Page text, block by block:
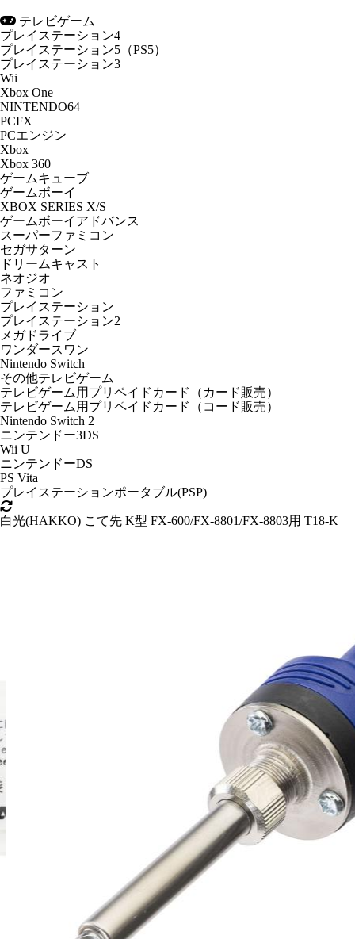
テレビゲーム
プレイステーション4
プレイステーション5（PS5）
プレイステーション3
Wii
Xbox One
NINTENDO64
PCFX
PCエンジン
Xbox
Xbox 360
ゲームキューブ
ゲームボーイ
XBOX SERIES X/S
ゲームボーイアドバンス
スーパーファミコン
セガサターン
ドリームキャスト
ネオジオ
ファミコン
プレイステーション
プレイステーション2
メガドライブ
ワンダースワン
Nintendo Switch
その他テレビゲーム
テレビゲーム用プリペイドカード（カード販売）
テレビゲーム用プリペイドカード（コード販売）
Nintendo Switch 2
ニンテンドー3DS
Wii U
ニンテンドーDS
PS Vita
プレイステーションポータブル(PSP)
白光(HAKKO) こて先 K型 FX-600/FX-8801/FX-8803用 T18-K